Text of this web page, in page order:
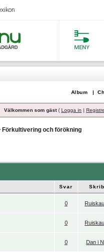
MENY
Album |
Välkommen som gäst( Logga in |
Förkultivering och förökning
Svar
0
0
0 Dan i